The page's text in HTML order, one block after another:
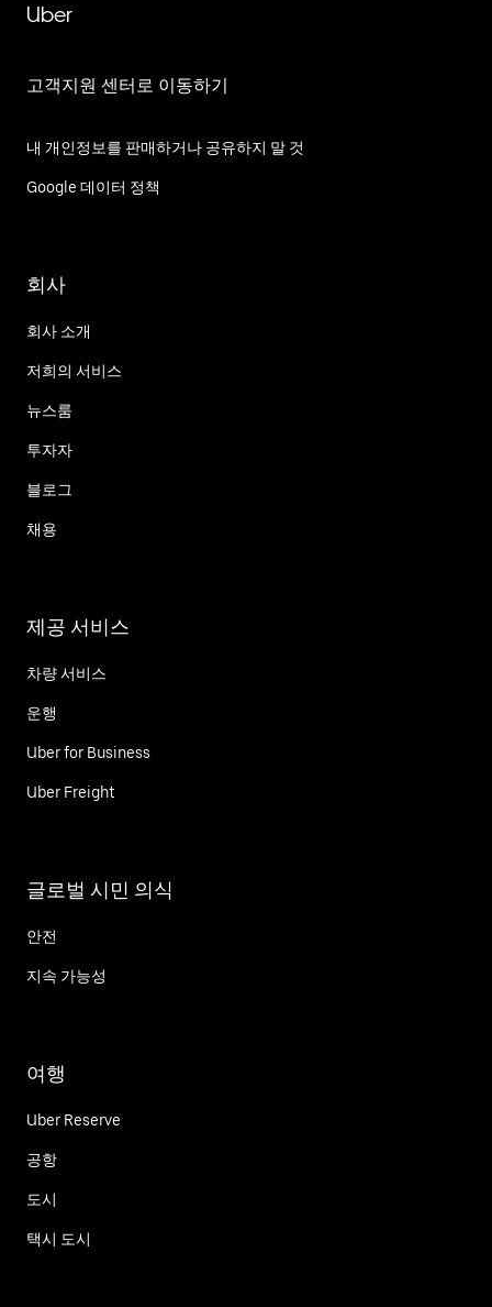
Uber
고객지원 센터로 이동하기
내 개인정보를 판매하거나 공유하지 말 것
Google 데이터 정책
회사
회사 소개
저희의 서비스
뉴스룸
투자자
블로그
채용
제공 서비스
차량 서비스
운행
Uber for Business
Uber Freight
글로벌 시민 의식
안전
지속 가능성
여행
Uber Reserve
공항
도시
택시 도시